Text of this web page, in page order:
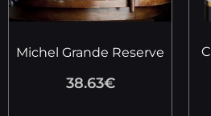
Michel Grande Reserve
38.63€